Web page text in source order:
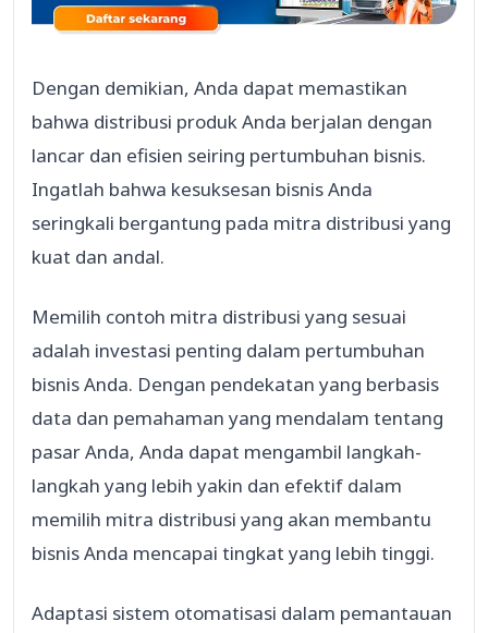
Dengan demikian, Anda dapat memastikan
bahwa distribusi produk Anda berjalan dengan
lancar dan efisien seiring pertumbuhan bisnis.
Ingatlah bahwa kesuksesan bisnis Anda
seringkali bergantung pada mitra distribusi yang
kuat dan andal.
Memilih contoh mitra distribusi yang sesuai
adalah investasi penting dalam pertumbuhan
bisnis Anda. Dengan pendekatan yang berbasis
data dan pemahaman yang mendalam tentang
pasar Anda, Anda dapat mengambil langkah-
langkah yang lebih yakin dan efektif dalam
memilih mitra distribusi yang akan membantu
bisnis Anda mencapai tingkat yang lebih tinggi.
Adaptasi sistem otomatisasi dalam pemantauan